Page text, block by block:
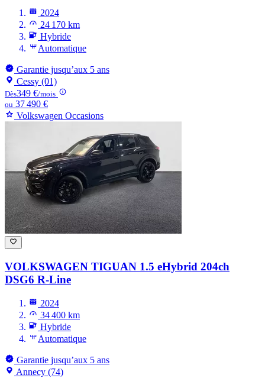
2024
24 170 km
Hybride
Automatique
Garantie jusqu’aux 5 ans
Cessy (01)
Dès349 €/mois
ou 37 490 €
Volkswagen Occasions
VOLKSWAGEN TIGUAN 1.5 eHybrid 204ch
DSG6 R-Line
2024
34 400 km
Hybride
Automatique
Garantie jusqu’aux 5 ans
Annecy (74)